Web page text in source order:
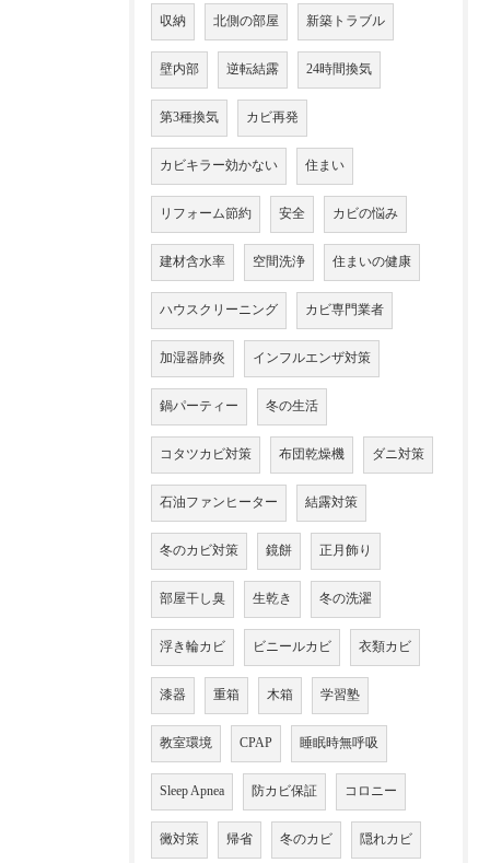
収納 北側の部屋 新築トラブル
壁内部 逆転結露 24時間換気
第3種換気 カビ再発
カビキラー効かない 住まい
リフォーム節約 安全 カビの悩み
建材含水率 空間洗浄 住まいの健康
ハウスクリーニング カビ専門業者
加湿器肺炎 インフルエンザ対策
鍋パーティー 冬の生活
コタツカビ対策 布団乾燥機 ダニ対策
石油ファンヒーター 結露対策
冬のカビ対策 鏡餅 正月飾り
部屋干し臭 生乾き 冬の洗濯
浮き輪カビ ビニールカビ 衣類カビ
漆器 重箱 木箱 学習塾
教室環境 CPAP 睡眠時無呼吸
Sleep Apnea 防カビ保証 コロニー
黴対策 帰省 冬のカビ 隠れカビ